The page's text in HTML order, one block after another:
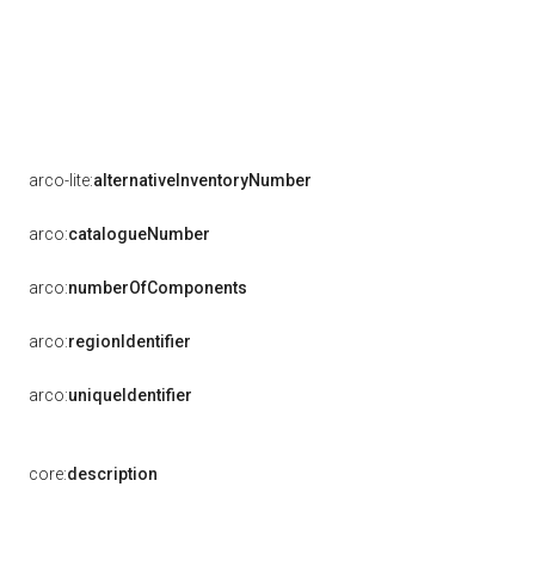
arco-lite:alternativeInventoryNumber
arco:catalogueNumber
arco:numberOfComponents
arco:regionIdentifier
arco:uniqueIdentifier
core:description